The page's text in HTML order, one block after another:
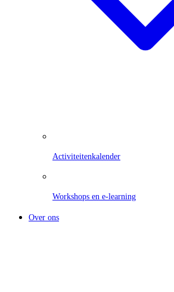
Activiteitenkalender
Workshops en e-learning
Over ons